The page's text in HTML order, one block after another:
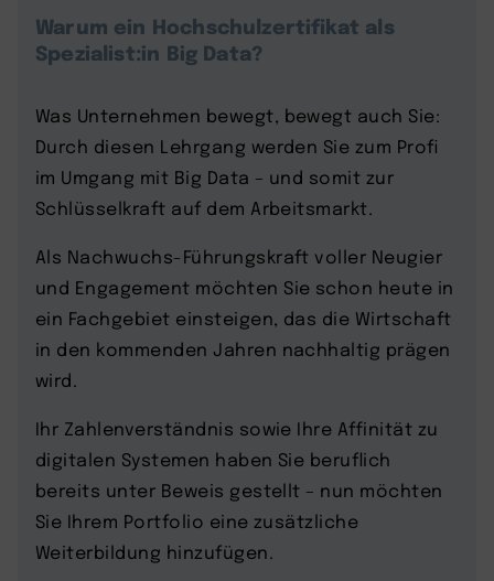
Warum ein Hochschulzertifikat als
Spezialist:in Big Data?
Was Unternehmen bewegt, bewegt auch Sie:
Durch diesen Lehrgang werden Sie zum Profi
im Umgang mit Big Data – und somit zur
Schlüsselkraft auf dem Arbeitsmarkt.
Als Nachwuchs-Führungskraft voller Neugier
und Engagement möchten Sie schon heute in
ein Fachgebiet einsteigen, das die Wirtschaft
in den kommenden Jahren nachhaltig prägen
wird.
Ihr Zahlenverständnis sowie Ihre Affinität zu
digitalen Systemen haben Sie beruflich
bereits unter Beweis gestellt – nun möchten
Sie Ihrem Portfolio eine zusätzliche
Weiterbildung hinzufügen.